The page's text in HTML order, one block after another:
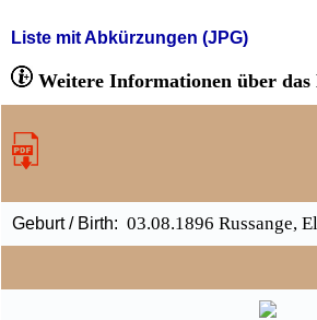
Liste mit Abkürzungen (JPG)
Weitere Informationen über
Geburt / Birth: 03.08.1896 Russange,